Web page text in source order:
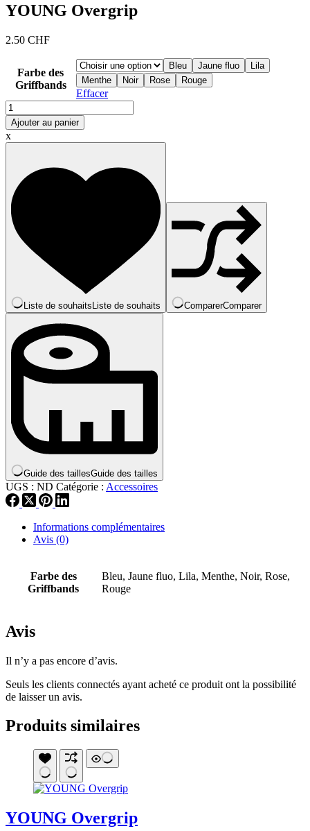
YOUNG Overgrip
2.50 CHF
Farbe des
Griffbands
Bleu Jaune fluo
Lila
Menthe
Noir Rose Rouge
Effacer
quantité
de
YOUNG
Overgrip
Ajouter au panier
x
Liste de souhaitsListe de souhaits ComparerComparer
Guide des taillesGuide des tailles
UGS : ND Catégorie : Accessoires
Informations complémentaires
Avis (0)
Farbe des
Griffbands
Bleu, Jaune fluo, Lila, Menthe, Noir, Rose,
Rouge
Avis
Il n’y a pas encore d’avis.
Seuls les clients connectés ayant acheté ce produit ont la possibilité
de laisser un avis.
Produits similaires
YOUNG Overgrip